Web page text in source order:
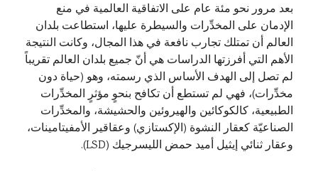
بعد مرور نحو مئة عام على الاتفاقية العالمية في منع
الإدمان على المخدِّرات والسيطرة عليها، استطاعت بلدان
العالم أن تمتلك تجارب نافعة في هذا المجال، وكانت النتيجة
الأهم التي أفرزتها الدراسات هي أنّ جميع بلدان العالم تقريباً
لم تصل إلى الهدف الأساس الذي رسمته، وهو (حياة دون
مخدِّرات)، فهي لم تستطع أن تكافح بنحوٍ مؤثرٍ المخدِّرات
الطبيعية، كالكوكائين والهيروئين والحشيشة، والمخدِّرات
الصناعيّة كعقار النشوة (الإكستازي) وعقاقير الأمفيتامينات،
وعقار ثنائي إيثيل أميد حمض الليسرجيك (LSD).